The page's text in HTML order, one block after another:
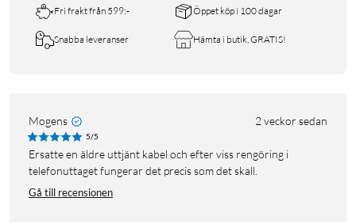
Fri frakt från 599:- Öppet köp i 100 dagar
Snabba leveranser Hämta i butik, GRATIS!
Mogens 2 veckor sedan
5/5
Ersatte en äldre uttjänt kabel och efter viss rengöring i
telefonuttaget fungerar det precis som det skall.
Gå till recensionen